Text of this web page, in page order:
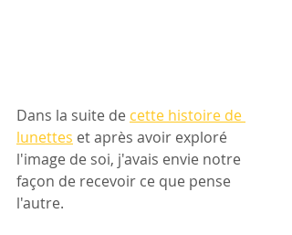
Dans la suite de cette histoire de
lunettes et après avoir exploré
l'image de soi, j'avais envie notre
façon de recevoir ce que pense
l'autre.